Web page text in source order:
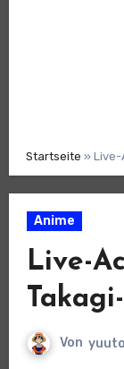
Startseite » Live-
Anime
Live-
Von yuuto